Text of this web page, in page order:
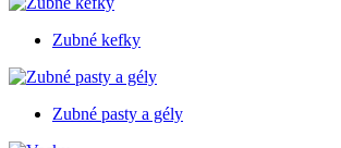
Zubné kefky
Zubné pasty a gély